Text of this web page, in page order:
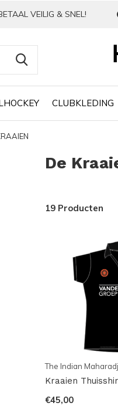
CLUBKLEDING
VEILIG & SNEL!
De
19 Producten
The Indian
Kraaien
€45,00